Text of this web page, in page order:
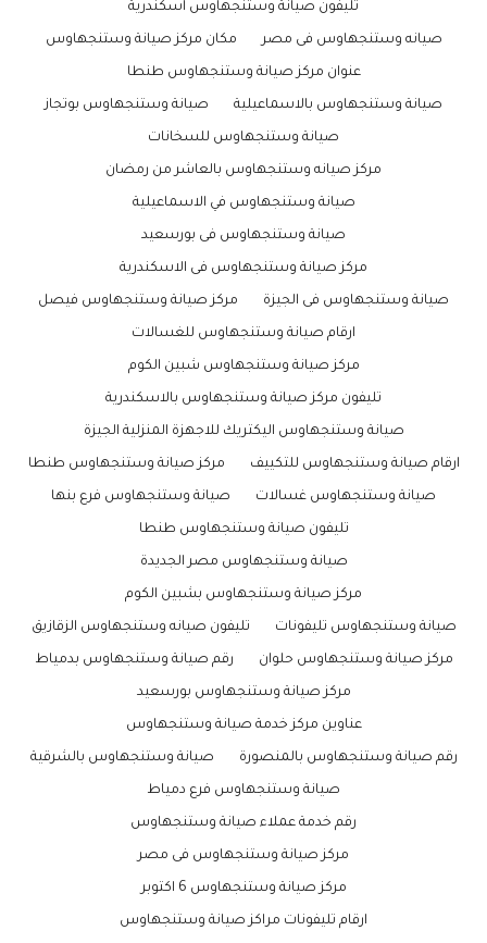
تليفون صيانة وستنجهاوس اسكندرية
صيانه وستنجهاوس فى مصر مكان مركز صيانة وستنجهاوس
عنوان مركز صيانة وستنجهاوس طنطا
صيانة وستنجهاوس بالاسماعيلية صيانة وستنجهاوس بوتجاز
صيانة وستنجهاوس للسخانات
مركز صيانه وستنجهاوس بالعاشر من رمضان
صيانة وستنجهاوس في الاسماعيلية
صيانة وستنجهاوس فى بورسعيد
مركز صيانة وستنجهاوس فى الاسكندرية
صيانة وستنجهاوس فى الجيزة مركز صيانة وستنجهاوس فيصل
ارقام صيانة وستنجهاوس للغسالات
مركز صيانة وستنجهاوس شبين الكوم
تليفون مركز صيانة وستنجهاوس بالاسكندرية
صيانة وستنجهاوس اليكتريك للاجهزة المنزلية الجيزة
ارقام صيانة وستنجهاوس للتكييف مركز صيانة وستنجهاوس طنطا
صيانة وستنجهاوس غسالات صيانة وستنجهاوس فرع بنها
تليفون صيانة وستنجهاوس طنطا
صيانة وستنجهاوس مصر الجديدة
مركز صيانة وستنجهاوس بشبين الكوم
صيانة وستنجهاوس تليفونات تليفون صيانه وستنجهاوس الزقازيق
مركز صيانة وستنجهاوس حلوان رقم صيانة وستنجهاوس بدمياط
مركز صيانة وستنجهاوس بورسعيد
عناوين مركز خدمة صيانة وستنجهاوس
رقم صيانة وستنجهاوس بالمنصورة صيانة وستنجهاوس بالشرقية
صيانة وستنجهاوس فرع دمياط
رقم خدمة عملاء صيانة وستنجهاوس
مركز صيانة وستنجهاوس فى مصر
مركز صيانة وستنجهاوس 6 اكتوبر
ارقام تليفونات مراكز صيانة وستنجهاوس